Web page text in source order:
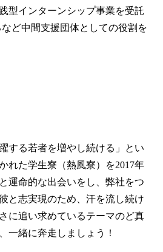
型インターンシップ事業を受託
など中間支援団体としての役割を
する若者を増やし続ける」とい
れた学⽣寮（熱風寮）を2017年
運命的な出会いをし、弊社をつ
と志実現のため、汗を流し続け
に追い求めているテーマのど真
一緒に奔走しましょう！